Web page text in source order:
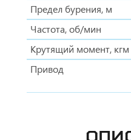
Предел бурения, м
Частота, об/мин
Крутящий момент, кгм
Привод